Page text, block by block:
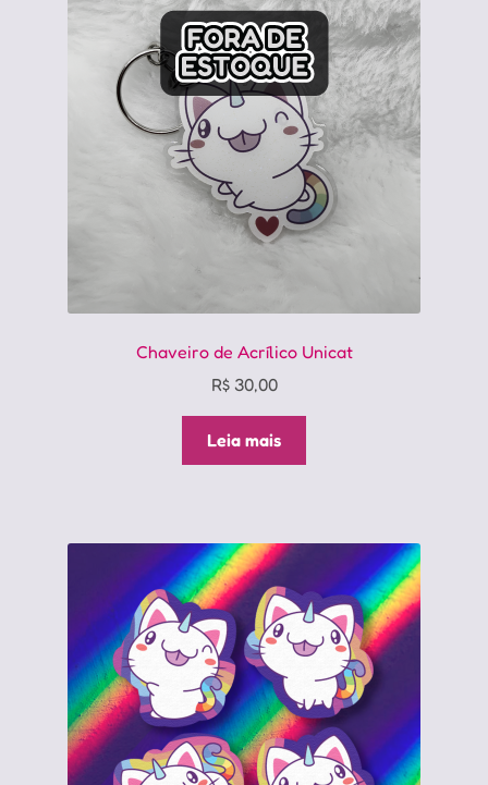
Chaveiro de Acrílico Unicat
R$30,00
Leia mais